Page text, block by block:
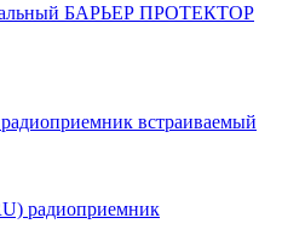
БАРЬЕР ПРОТЕКТОР
встраиваемый
радиоприемник